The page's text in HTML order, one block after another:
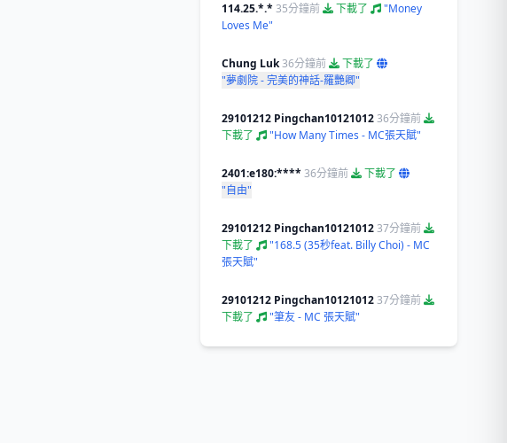
114.25.*.* 35分鐘前 下載了
"Money
Loves Me"
Chung Luk36分鐘前
下載了
"夢劇院 - 完美的神話-羅艷卿"
29101212 Pingchan1012101236分鐘前
下載了
"How Many Times - MC張天賦"
2401:e180:**** 36分鐘前
下載了
"自由"
29101212 Pingchan1012101237分鐘前
下載了
"168.5 (35秒feat. Billy Choi) - MC
張天賦"
29101212 Pingchan1012101237分鐘前
下載了
"筆友 - MC 張天賦"